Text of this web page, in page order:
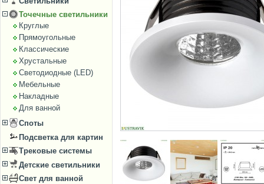
Точечные светильники
Круглые
Прямоугольные
Классические
Хрустальные
Светодиодные (LED)
Мебельные
Накладные
Для ванной
Споты
Подсветка для картин
Трековые системы
Детские светильники
Свет для ванной